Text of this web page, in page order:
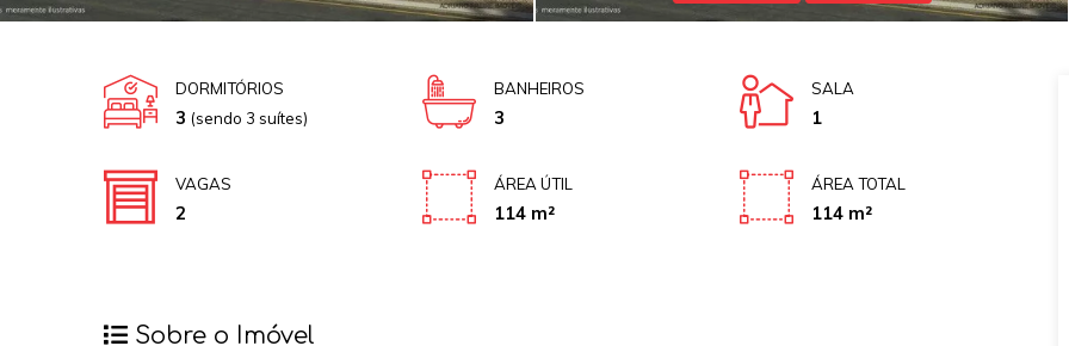
DORMITÓRIOS
3 (sendo 3 suítes)
BANHEIROS
3
SALA
1
VAGAS
2
ÁREA ÚTIL
114 m²
ÁREA TOTAL
114 m²
Sobre o Imóvel